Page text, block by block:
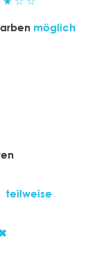
möglich
teilweise